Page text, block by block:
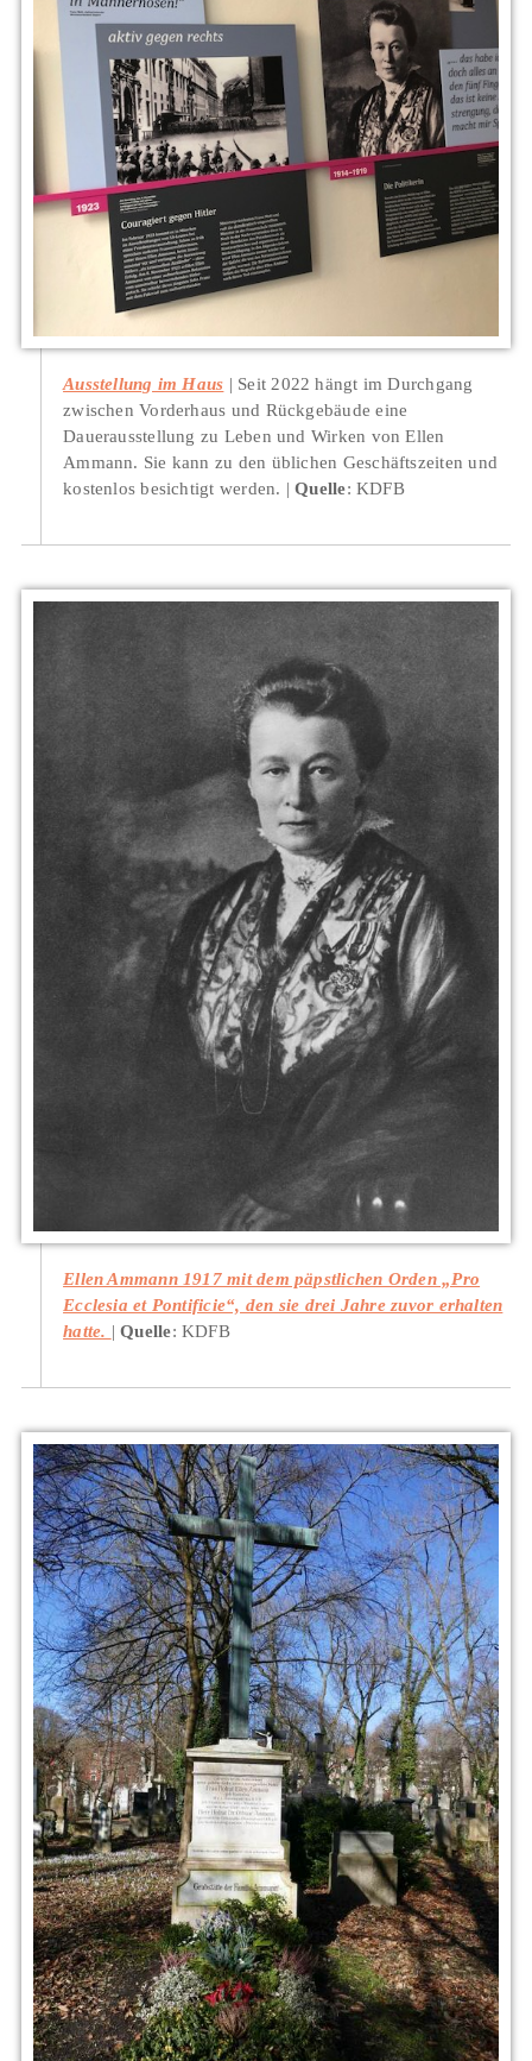
Ausstellung im Haus
Seit 2022 hängt im Durchgang
zwischen Vorderhaus und Rückgebäude eine
Dauerausstellung zu Leben und Wirken von Ellen
Ammann. Sie kann zu den üblichen Geschäftszeiten und
kostenlos besichtigt werden.
Quelle: KDFB
Ellen Ammann 1917 mit dem päpstlichen Orden „Pro
Ecclesia et Pontificie“, den sie drei Jahre zuvor erhalten
hatte.
Quelle: KDFB